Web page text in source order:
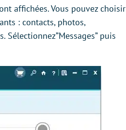
affichées. Vous pouvez choisir
: contacts, photos,
Sélectionnez”Messages” puis